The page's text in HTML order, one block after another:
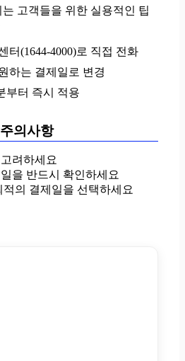
고객들을 위한 실용적인 팁
터(1644-4000)로 직접 전화
하는 결제일로 변경
부터 즉시 적용
의사항
려하세요
을 반드시 확인하세요
의 결제일을 선택하세요